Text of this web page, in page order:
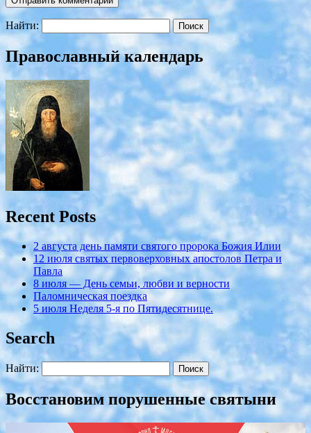
Найти:
Православный календарь
Recent Posts
2 августа день памяти святого пророка Божия Илии
12 июля cвятых первоверховных апостолов Петра и
Павла
8 июля — День семьи, любви и верности
Паломническая поездка
5 июля Неделя 5-я по Пятидесятнице.
Search
Найти:
Восстановим порушенные святыни